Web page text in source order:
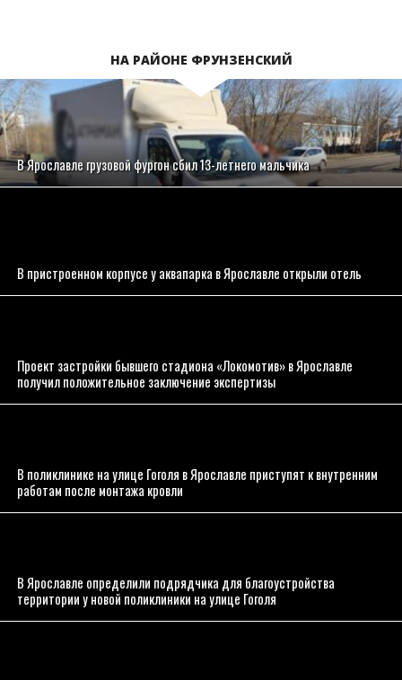
НА РАЙОНЕ ФРУНЗЕНСКИЙ
В Ярославле грузовой фургон сбил 13-летнего мальчика
В пристроенном корпусе у аквапарка в Ярославле открыли отель
Проект застройки бывшего стадиона «Локомотив» в Ярославле
получил положительное заключение экспертизы
В поликлинике на улице Гоголя в Ярославле приступят к внутренним
работам после монтажа кровли
В Ярославле определили подрядчика для благоустройства
территории у новой поликлиники на улице Гоголя